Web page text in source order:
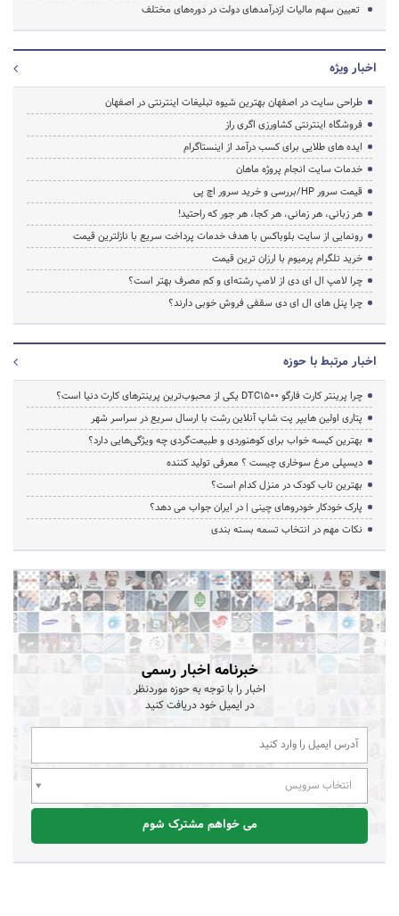
تعیین سهم مالیات ازدرآمدهای دولت در دوره‌های مختلف
اخبار ویژه
طراحی سایت در اصفهان بهترین شیوه تبلیغات اینترنتی در اصفهان
فروشگاه اینترنتی کشاورزی اگری راز
ایده های طلایی برای کسب درآمد از اینستاگرام
خدمات سایت انجام پروژه ماهان
قیمت سرور HP/بررسی و خرید سرور اچ پی
هر زبانی، هر زمانی، هر کجا، هر جور که راحتید!
رونمایی از سایت بلوباکس با هدف خدمات پرداخت سریع با نازلترین قیمت
خرید تلگرام پرمیوم با ارزان ترین قیمت
چرا لامپ ال ای دی از لامپ رشته‌ای و کم مصرف بهتر است؟
چرا پنل های ال ای دی سقفی فروش خوبی دارند؟
اخبار مرتبط با حوزه
چرا پرینتر کارت فارگو DTC1500 یکی از محبوب‌ترین پرینترهای کارت دنیا است؟
پتاری اولین هایپر پت شاپ آنلاین رشت با ارسال سریع در سراسر شهر
بهترین کیسه خواب برای کوهنوردی و طبیعت‌گردی چه ویژگی‌هایی دارد؟
دیسپلی مرغ سوخاری چیست ؟ معرفی تولید کننده
بهترین تاب کودک در منزل کدام است؟
پارک خودکار خودروهای چینی | در ایران جواب می دهد؟
نکات مهم در انتخاب تسمه بسته بندی
خبرنامه اخبار رسمی
اخبار را با توجه به حوزه موردنظر
در ایمیل خود دریافت کنید
انتخاب سرویس
می خواهم مشترک شوم